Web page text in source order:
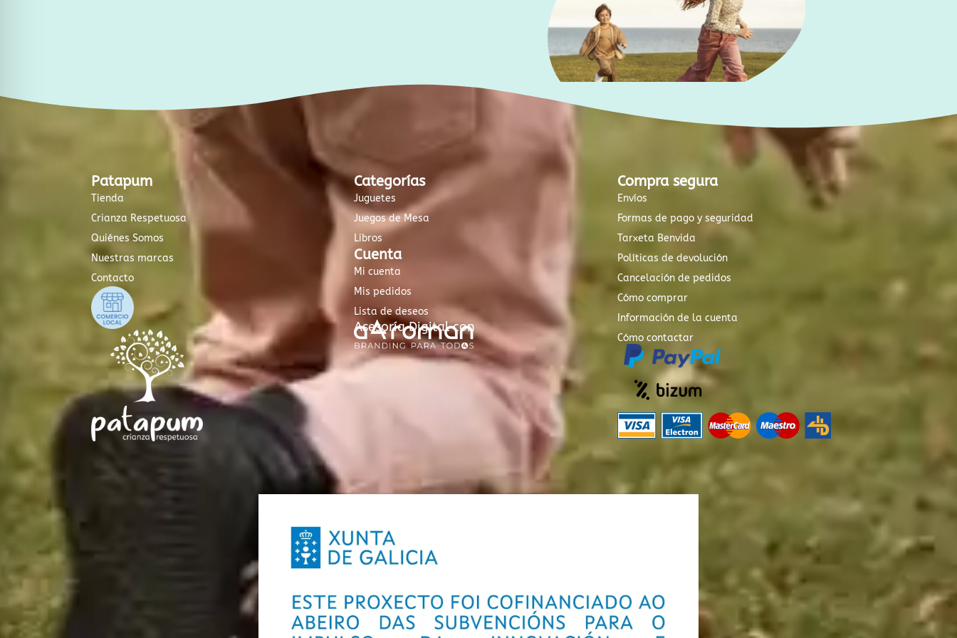
Patapum
Tienda
Crianza Respetuosa
Quiénes Somos
Nuestras marcas
Contacto
Categorías
Juguetes
Juegos de Mesa
Libros
Cuenta
Mi cuenta
Mis pedidos
Lista de deseos
Asesoría Digital con
Compra segura
Envíos
Formas de pago y seguridad
Tarxeta Benvida
Políticas de devolución
Cancelación de pedidos
Cómo comprar
Información de la cuenta
Cómo contactar